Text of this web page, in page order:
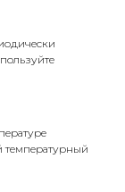
температурный